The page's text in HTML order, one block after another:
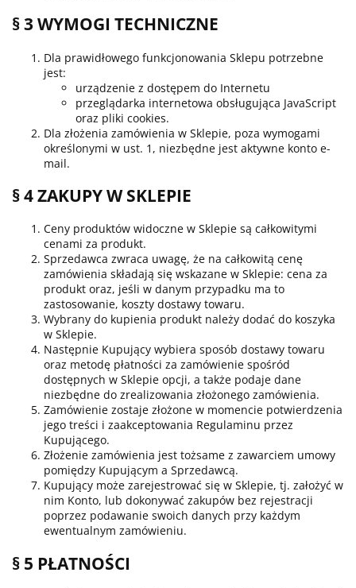
§ 3 WYMOGI TECHNICZNE
Dla prawidłowego funkcjonowania Sklepu potrzebne
jest:
urządzenie z dostępem do Internetu
przeglądarka internetowa obsługująca JavaScript
oraz pliki cookies.
Dla złożenia zamówienia w Sklepie, poza wymogami
określonymi w ust. 1, niezbędne jest aktywne konto e-
mail.
§ 4 ZAKUPY W SKLEPIE
Ceny produktów widoczne w Sklepie są całkowitymi
cenami za produkt.
Sprzedawca zwraca uwagę, że na całkowitą cenę
zamówienia składają się wskazane w Sklepie: cena za
produkt oraz, jeśli w danym przypadku ma to
zastosowanie, koszty dostawy towaru.
Wybrany do kupienia produkt należy dodać do koszyka
w Sklepie.
Następnie Kupujący wybiera sposób dostawy towaru
oraz metodę płatności za zamówienie spośród
dostępnych w Sklepie opcji, a także podaje dane
niezbędne do zrealizowania złożonego zamówienia.
Zamówienie zostaje złożone w momencie potwierdzenia
jego treści i zaakceptowania Regulaminu przez
Kupującego.
Złożenie zamówienia jest tożsame z zawarciem umowy
pomiędzy Kupującym a Sprzedawcą.
Kupujący może zarejestrować się w Sklepie, tj. założyć w
nim Konto, lub dokonywać zakupów bez rejestracji
poprzez podawanie swoich danych przy każdym
ewentualnym zamówieniu.
§ 5 PŁATNOŚCI